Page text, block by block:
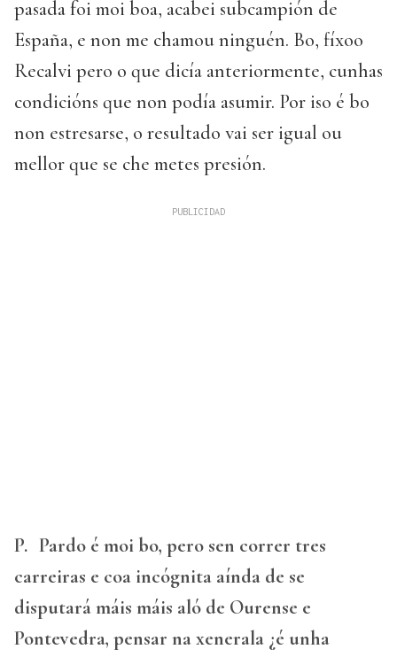
pasada foi moi boa, acabei subcampión de
España, e non me chamou ninguén. Bo, fíxoo
Recalvi pero o que dicía anteriormente, cunhas
condicións que non podía asumir. Por iso é bo
non estresarse, o resultado vai ser igual ou
mellor que se che metes presión.
P. Pardo é moi bo, pero sen correr tres
carreiras e coa incógnita aínda de se
disputará máis máis aló de Ourense e
Pontevedra, pensar na xenerala ¿é unha